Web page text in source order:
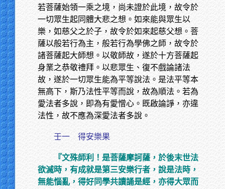
若菩薩始領一乘之境，尚未證於此境，故令於
一切眾生起同體大悲之想。如來能與眾生以
樂，如慈父之於子，故令於如來起慈父想。菩
薩以般若行為主，般若行為學佛之師，故令於
諸菩薩起大師想。以敬師故，遂於十方菩薩起
身業之恭敬禮拜。以悲眾生、復不戲論諸法
故，遂於一切眾生能為平等說法。是法平等本
無高下，斯乃法性平等而說，故為順法。若為
愛法者多說，即為有愛憎心。既啟論諍，亦違
法性，故不應為深愛法者多說。
壬一 得安樂果
『文殊師利！是菩薩摩訶薩，於後末世法
欲滅時，有成就是第三安樂行者，說是法時，
無能惱亂，得好同學共讀誦是經，亦得大眾而